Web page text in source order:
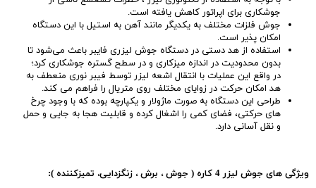
جوشکاری برای اپراتور کاهش یافته است.
جوش فلزات مختلف به یکدیگر مانند آهن به استیل با این دستگاه
امکان پذیر است.
استفاده از هد دستی در دستگاه جوش لیزری فایبر باعث می‌شود تا
بدون محدودیت در اندازه میزکاری و در سطح گستره جوشکاری کرد؛
در واقع این عملیات با انتقال اشعه لیزر توسط فیبر نوری منعطف به
هد امکان حرکت در زوایای مختلف روی متریال را فراهم می کند.
طراحی این دستگاه به صورت ماژولار و یکپارچه بوده که با وجود چرخ
های حرکتی، فضای کمی را اشغال کرده و قابلیت هجا به جایی و حمل
و نقل آسانی دارد.
ویژگی های جوش لیزر 4 کاره ( جوش ، برش ، زنگزدایی، تمیزکننده ):